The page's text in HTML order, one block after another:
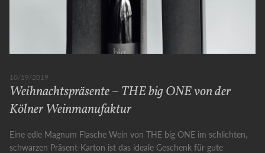
10/19/2019
Weihnachtspräsente – THE big ONE von der
Kölner Weinmanufaktur
Eine edle Magnum Flasche Wein von THE big ONE im schlichten,
schwarzen Präsent-Karton ist das ideale Geschenk für gute